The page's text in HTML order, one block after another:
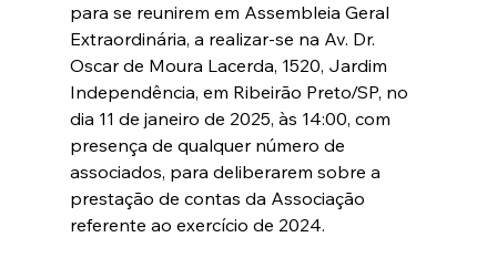
para se reunirem em Assembleia Geral
Extraordinária, a realizar-se na Av. Dr.
Oscar de Moura Lacerda, 1520, Jardim
Independência, em Ribeirão Preto/SP, no
dia 11 de janeiro de 2025, às 14:00, com
presença de qualquer número de
associados, para deliberarem sobre a
prestação de contas da Associação
referente ao exercício de 2024.